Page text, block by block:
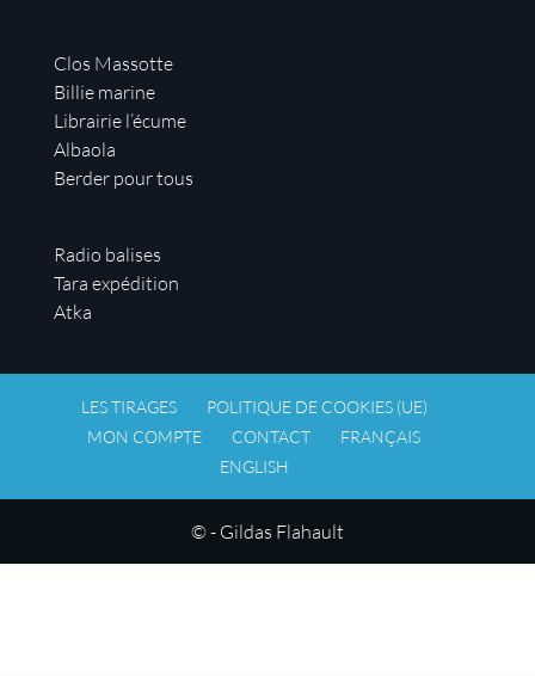
Clos Massotte
Billie marine
Librairie l’écume
Albaola
Berder pour tous
Radio balises
Tara expédition
Atka
LES TIRAGES
POLITIQUE DE COOKIES (UE)
MON COMPTE
CONTACT
FRANÇAIS
ENGLISH
© - Gildas Flahault